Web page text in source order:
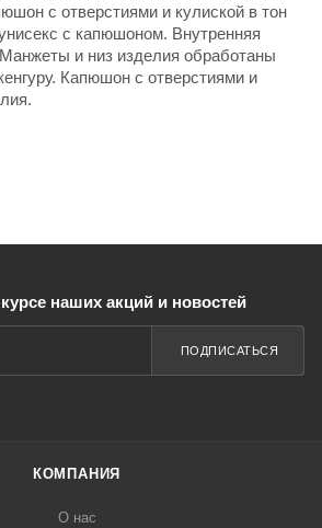
с отверстиями и кулиской в тон
с капюшоном. Внутренняя
и низ изделия обработаны
Капюшон с отверстиями и
наших акций и новостей
ПОДПИСАТЬСЯ
КОМПАНИЯ
О нас